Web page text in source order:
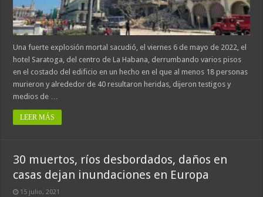
Una fuerte explosión mortal sacudió, el viernes 6 de mayo de 2022, el
hotel Saratoga, del centro de La Habana, derrumbando varios pisos
en el costado del edificio en un hecho en el que al menos 18 personas
murieron y alrededor de 40 resultaron heridas, dijeron testigos y
medios de …
LEER MÁS
30 muertos, ríos desbordados, daños en
casas dejan inundaciones en Europa
15 julio, 2021